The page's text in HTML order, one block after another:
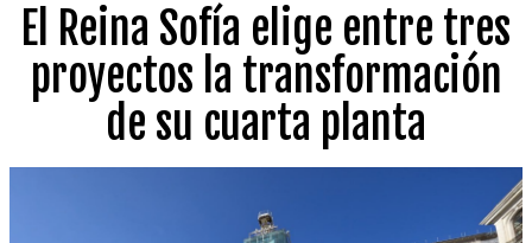
El Reina Sofía elige entre tres
proyectos la transformación
de su cuarta planta